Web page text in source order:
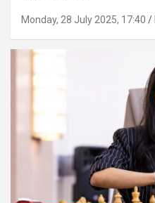
Monday, 28 July 2025, 17:40